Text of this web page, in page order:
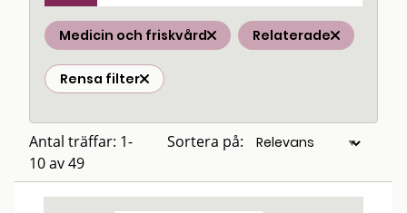
Medicin och friskvård Relaterade
Rensa filter
Antal träffar: 1-
10 av 49
Sortera på: